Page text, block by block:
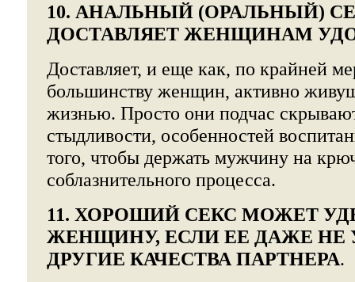
10. АНАЛЬНЫЙ (ОРАЛЬНЫЙ)
ДОСТАВЛЯЕТ ЖЕНЩИНАМ
Доставляет, и еще как, по крайней
большинству женщин, активно
жизнью. Просто они подчас
стыдливости, особенностей
того, чтобы держать мужчину на
соблазнительного процесса.
11. ХОРОШИЙ СЕКС МОЖЕТ
ЖЕНЩИНУ, ЕСЛИ ЕЕ ДАЖЕ НЕ
ДРУГИЕ КАЧЕСТВА ПАРТНЕРА.